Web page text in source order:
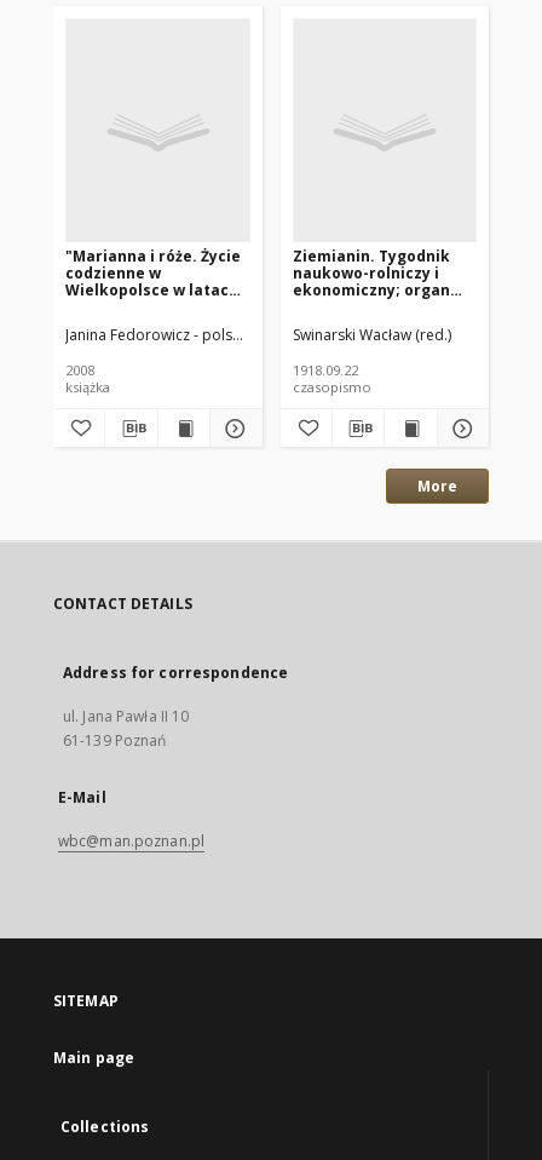
"Marianna i róże. Życie
codzienne w
Wielkopolsce w latach
rodzinnej"
Janina Fedorowicz - polska pisarka Joanna Konopińska (1925 -1996;
2008
książka
Ziemianin. Tygodnik
naukowo-rolniczy i
ekonomiczny; organ
Towarzystwa
Gospodarczego w
Poznańskim 1918.09.22
R.69 Nr38
Swinarski Wacław (red.)
1918.09.22
czasopismo
More
CONTACT DETAILS
Address for correspondence
ul. Jana Pawła II 10
61-139 Poznań
E-Mail
wbc@man.poznan.pl
SITEMAP
Main page
Collections